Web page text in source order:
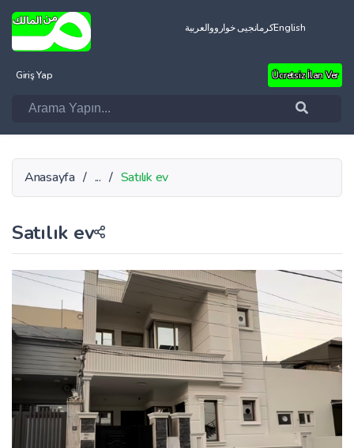
العربيةکرمانجیی خوارووEnglish
Giriş Yap Ücretsiz İlan Ver
Anasayfa / ... / Satılık ev
Satılık ev